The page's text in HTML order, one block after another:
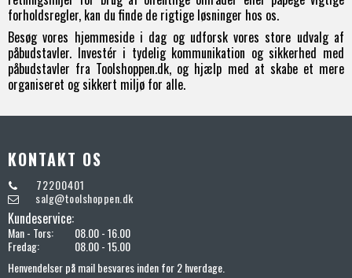
forholdsregler, kan du finde de rigtige løsninger hos os.
Besøg vores hjemmeside i dag og udforsk vores store udvalg af
påbudstavler. Investér i tydelig kommunikation og sikkerhed med
påbudstavler fra Toolshoppen.dk, og hjælp med at skabe et mere
organiseret og sikkert miljø for alle.
KONTAKT OS
72200401
salg@toolshoppen.dk
Kundeservice:
Man - Tors:
08.00 - 16.00
Fredag:
08.00 - 15.00
Henvendelser på mail besvares inden for 2 hverdage.